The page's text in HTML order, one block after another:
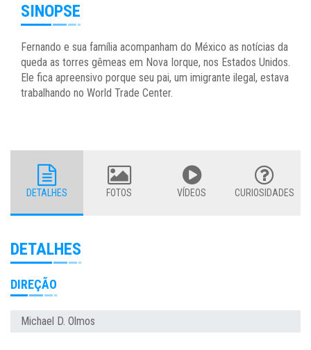
SINOPSE
Fernando e sua família acompanham do México as notícias da
queda as torres gêmeas em Nova Iorque, nos Estados Unidos.
Ele fica apreensivo porque seu pai, um imigrante ilegal, estava
trabalhando no World Trade Center.
DETALHES FOTOS VÍDEOS CURIOSIDADES
DETALHES
DIREÇÃO
Michael D. Olmos